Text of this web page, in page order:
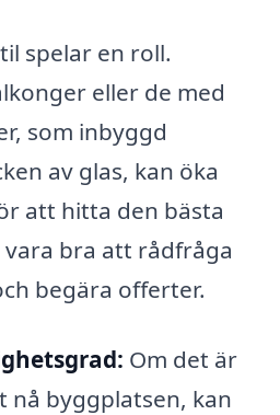
spelar en roll.
eller de med
som inbyggd
av glas, kan öka
att hitta den bästa
bra att rådfråga
begära offerter.
Om det är
nå byggplatsen, kan